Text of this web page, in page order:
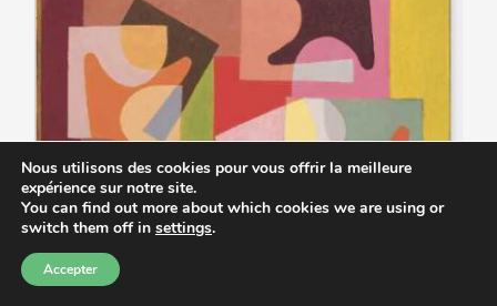
Nous utilisons des cookies pour vous offrir la meilleure
expérience sur notre site.
You can find out more about which cookies we are using or
switch them off in settings.
Accepter